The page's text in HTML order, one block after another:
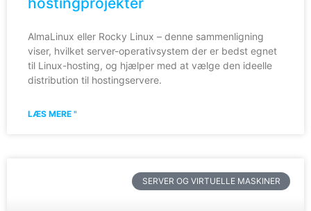
AlmaLinux eller Rocky Linux – denne sammenligning
viser, hvilket server-operativsystem der er bedst egnet
til Linux-hosting, og hjælper med at vælge den ideelle
distribution til hostingservere.
LÆS MERE "
SERVER OG VIRTUELLE MASKINER